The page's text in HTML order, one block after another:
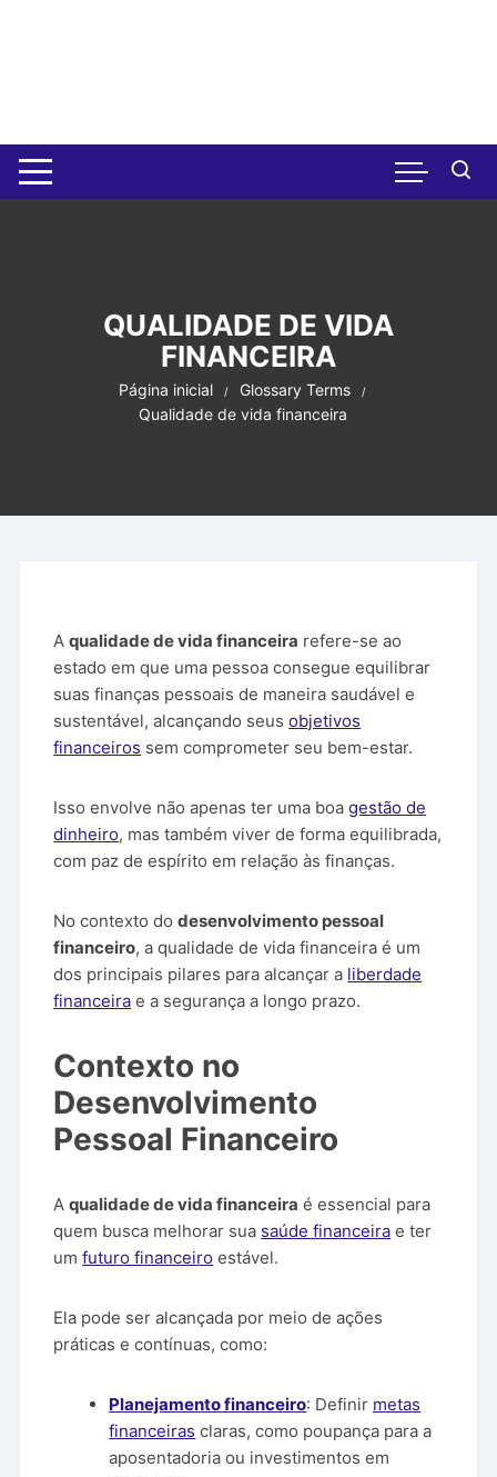
QUALIDADE DE VIDA
FINANCEIRA
Página inicial
Glossary Terms
Qualidade de vida financeira
Aqualidade de vida financeira refere-se ao
estado em que uma pessoa consegue equilibrar
suas finanças pessoais de maneira saudável e
sustentável, alcançando seusobjetivos
financeiros sem comprometer seu bem-estar.
Isso envolve não apenas ter uma boagestão de
dinheiro, mas também viver de forma equilibrada,
com paz de espírito em relação às finanças.
No contexto dodesenvolvimento pessoal
financeiro, a qualidade de vida financeira é um
dos principais pilares para alcançar a liberdade
financeira e a segurança a longo prazo.
Contexto no
Desenvolvimento
Pessoal Financeiro
Aqualidade de vida financeira é essencial para
quem busca melhorar sua saúde financeira e ter
umfuturo financeiro estável.
Ela pode ser alcançada por meio de ações
práticas e contínuas, como:
Planejamento financeiro: Definir metas
financeiras claras, como poupança para a
aposentadoria ou investimentos em